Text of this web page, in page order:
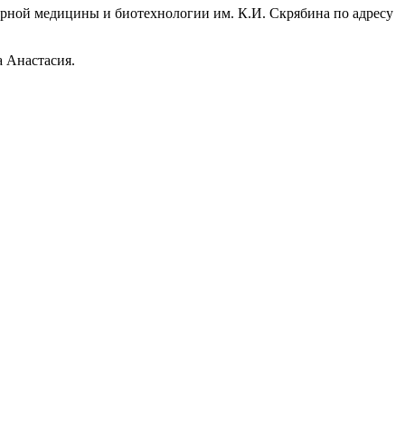
медицины и биотехнологии им. К.И. Скрябина по адресу
Анастасия.